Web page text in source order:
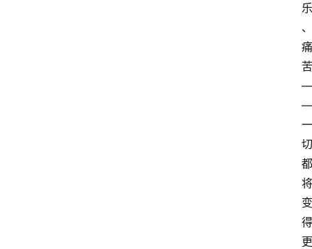
乐
、
痛
苦
—
—
一
切
都
将
变
得
更